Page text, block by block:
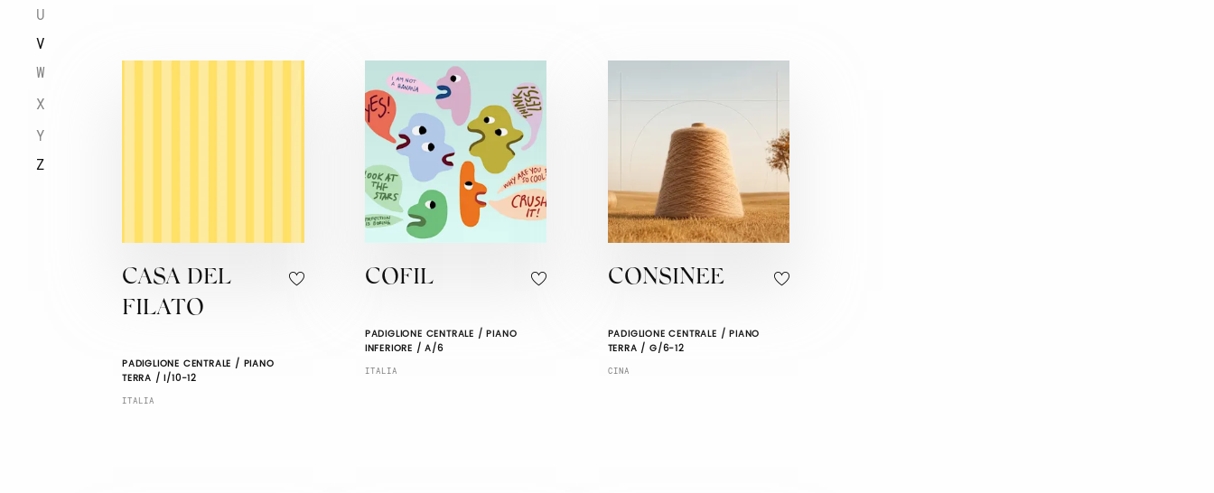
U
V
W
X
Y
Z
CASA DEL
FILATO
PADIGLIONE CENTRALE / PIANO
TERRA / I/10-12
ITALIA
COFIL
PADIGLIONE CENTRALE / PIANO
INFERIORE / A/6
ITALIA
CONSINEE
PADIGLIONE CENTRALE / PIANO
TERRA / G/6-12
CINA